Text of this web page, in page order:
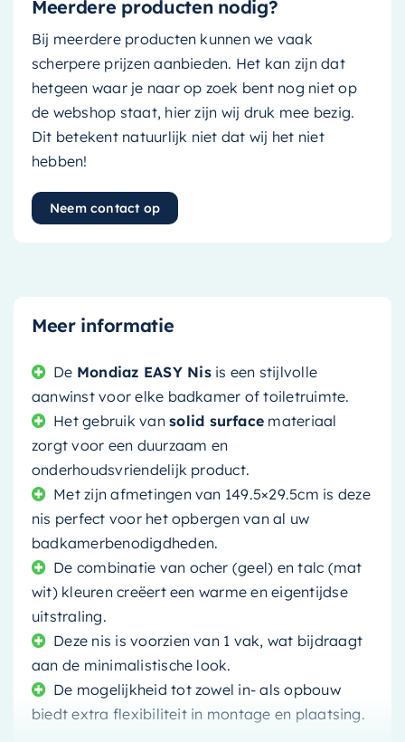
Meerdere producten nodig?
Bij meerdere producten kunnen we vaak
scherpere prijzen aanbieden. Het kan zijn dat
hetgeen waar je naar op zoek bent nog niet op
de webshop staat, hier zijn wij druk mee bezig.
Dit betekent natuurlijk niet dat wij het niet
hebben!
Neem contact op
Meer informatie
De Mondiaz EASY Nisis een stijlvolle
aanwinst voor elke badkamer of toiletruimte.
Het gebruik vansolid surface materiaal
zorgt voor een duurzaam en
onderhoudsvriendelijk product.
Met zijn afmetingen van 149.5×29.5cm is deze
nis perfect voor het opbergen van al uw
badkamerbenodigdheden.
De combinatie van ocher (geel) en talc (mat
wit) kleuren creëert een warme en eigentijdse
uitstraling.
Deze nis is voorzien van 1 vak, wat bijdraagt
aan de minimalistische look.
De mogelijkheid tot zowel in- als opbouw
biedt extra flexibiliteit in montage en plaatsing.